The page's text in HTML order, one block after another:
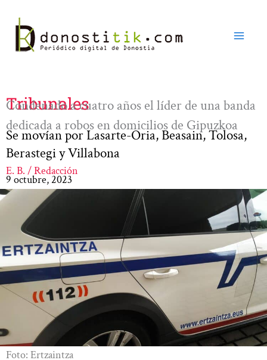
contenido
Tribunales
Condenado a cuatro años el líder de una banda
dedicada a robos en domicilios de Gipuzkoa
Se movían por Lasarte-Oria, Beasain, Tolosa,
Berastegi y Villabona
E. B. / Redacción
9 octubre, 2023
Foto: Ertzaintza